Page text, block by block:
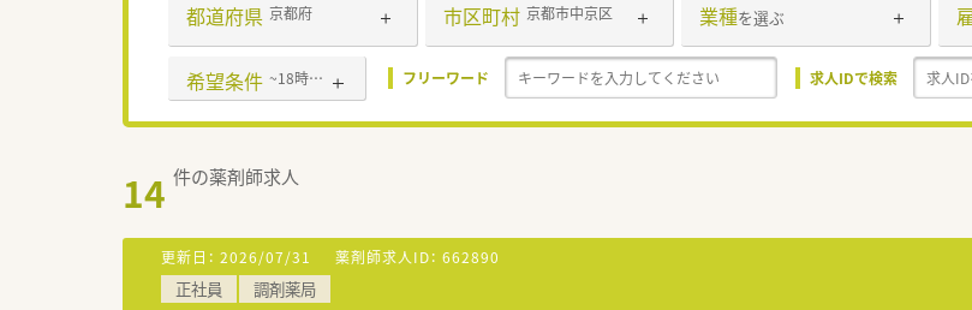
都道府県 京都府 市区町村 京都市中京区 業種を選ぶ
希望条件 ~18時までの職場 フリーワード 求人IDで検索
14 件の薬剤師求人
更新日： 2026/07/31 薬剤師求人ID： 662890
正社員 調剤薬局